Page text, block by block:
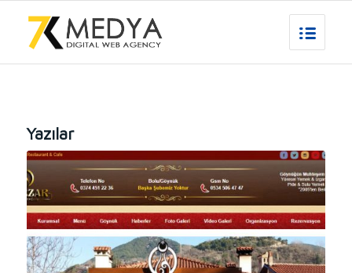
Yazılar